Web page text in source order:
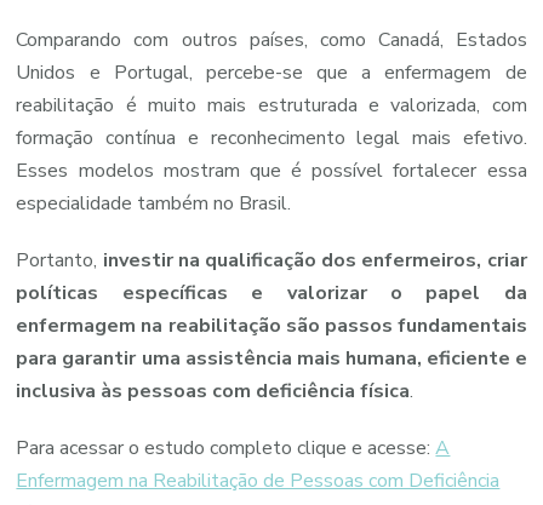
Comparandocom outros países, como Canadá, Estados
Unidos e Portugal, percebe-sequeaenfermagem de
reabilitação émuitomais estruturada evalorizada, com
formaçãocontínua e reconhecimentolegal mais efetivo.
Esses modelos mostram queépossívelfortalecer essa
especialidade tambémno Brasil.
Portanto, investirna qualificação dos enfermeiros, criar
políticas específicas e valorizar o papel da
enfermagem na reabilitação são passos fundamentais
para garantir uma assistência mais humana, eficiente e
inclusiva às pessoas com deficiênciafísica.
Para acessar o estudo completo clique e acesse:A
Enfermagem na Reabilitação de Pessoas com Deficiência